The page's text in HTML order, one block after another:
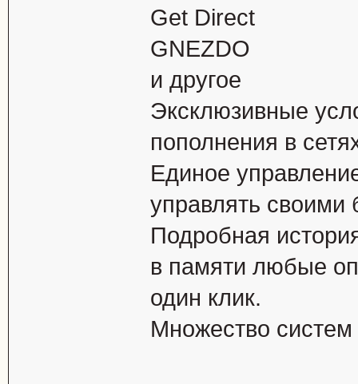
Get Direct
GNEZDO
и другое
Эксклюзивные
пополнения в
Единое
управлять своими
Подробная
в памяти любые
один клик.
Множество